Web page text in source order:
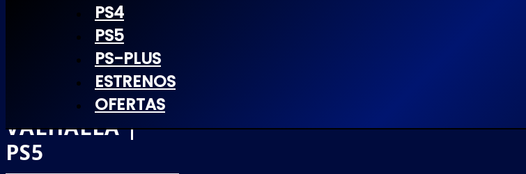
PS4
PS5
PS-PLUS
ESTRENOS
OFERTAS
ASSASSINS
VALHALLA |
PS5